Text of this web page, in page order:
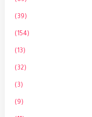
(39)
(154)
(13)
(32)
(3)
(9)